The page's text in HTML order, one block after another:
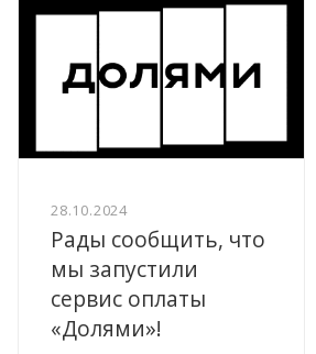
28.10.2024
Рады сообщить, что
мы запустили
сервис оплаты
«Долями»!